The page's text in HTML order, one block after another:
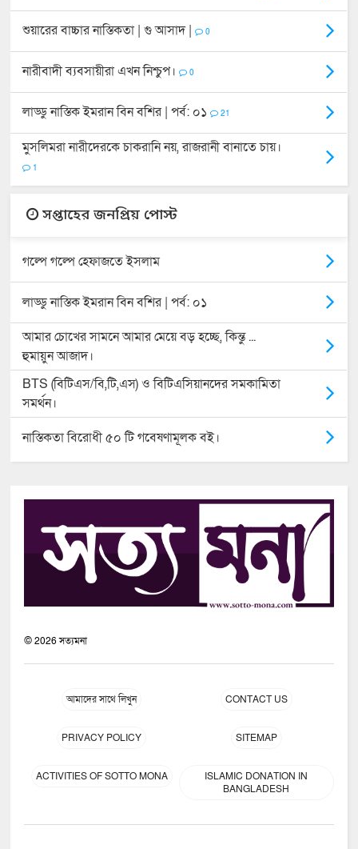
শুয়ারের বাচ্চার নাস্তিকতা | গু আসাদ | 0
নারীবাদী ব্যবসায়ীরা এখন নিশ্চুপ। 0
লাড্ডু নাস্তিক ইমরান বিন বশির | পর্ব: ০১ 21
মুসলিমরা নারীদেরকে চাকরানি নয়, রাজরানী বানাতে চায়।
1
সপ্তাহের জনপ্রিয় পোস্ট
গল্পে গল্পে হেফাজতে ইসলাম
লাড্ডু নাস্তিক ইমরান বিন বশির | পর্ব: ০১
আমার চোখের সামনে আমার মেয়ে বড় হচ্ছে, কিন্তু ...
হুমায়ুন আজাদ।
BTS (বিটিএস/বি,টি,এস) ও বিটিএসিয়ানদের সমকামিতা
সমর্থন।
নাস্তিকতা বিরোধী ৫০ টি গবেষণামূলক বই।
©2026সত্যমনা
আমাদের সাথে লিখুন CONTACT US
PRIVACY POLICY SITEMAP
ACTIVITIES OF SOTTO MONA
ISLAMIC DONATION IN
BANGLADESH